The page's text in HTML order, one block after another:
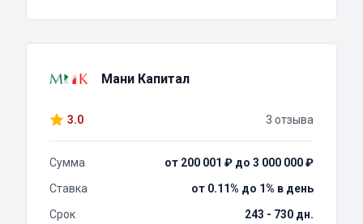
Мани Капитал
3.0 3 отзыва
Сумма
от 200 001 ₽ до 3 000 000 ₽
Ставка
от 0.11% до 1% в день
Срок
243 - 730 дн.